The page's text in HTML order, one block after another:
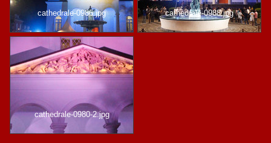
cathedrale-0986.jpg cathedrale-0988.jpg
cathedrale-0980-2.jpg